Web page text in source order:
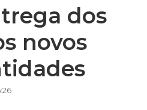
dos
novos